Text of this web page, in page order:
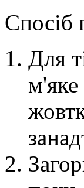
Спосіб
Для
м'яке